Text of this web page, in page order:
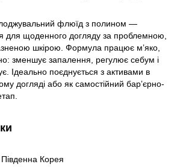
флюїд з полином —
для щоденного догляду за проблемною,
шкірою. Формула працює мʼяко,
зменшує запалення, регулює себум і
Ідеально поєднується з активами в
догляді або як самостійний барʼєрно-
Південна Корея